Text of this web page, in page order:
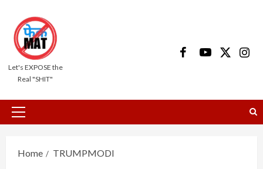
content
Let's EXPOSE the
Real "SHIT"
FacebookYoutube
X
Primary
Home TRUMPMODI